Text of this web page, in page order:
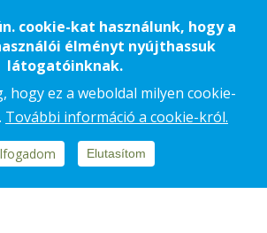
TÁJÉKOZTATÓ
COOKIE TÁJÉKOZTATÓ
IMPRESSZUM
KAPCSOLAT
cookie-kat használunk, hogy a
élményt nyújthassuk
látogatóinknak.
hogy ez a weboldal milyen cookie-
További információ a cookie-król.
Elutasítom